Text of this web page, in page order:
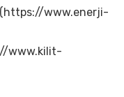
www.enerji-
www.kilit-